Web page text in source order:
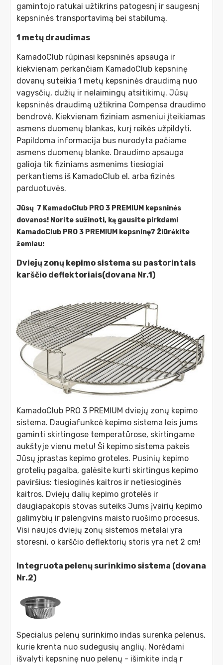
gamintojo ratukai užtikrins patogesnį ir saugesnį
kepsninės transportavimą bei stabilumą.
1 metų draudimas
KamadoClub rūpinasi kepsninės apsauga ir
kiekvienam perkančiam KamadoClub kepsninę
dovanų suteikia 1 metų kepsninės draudimą nuo
vagysčių, dužių ir nelaimingų atsitikimų. Jūsų
kepsninės draudimą užtikrina Compensa draudimo
bendrovė. Kiekvienam fiziniam asmeniui įteikiamas
asmens duomenų blankas, kurį reikės užpildyti.
Papildoma informacija bus nurodyta pačiame
asmens duomenų blanke. Draudimo apsauga
galioja tik fiziniams asmenims tiesiogiai
perkantiems iš KamadoClub el. arba fizinės
parduotuvės.
Jūsų 7 KamadoClub PRO 3 PREMIUM kepsninės
dovanos! Norite sužinoti, ką gausite pirkdami
KamadoClub PRO 3 PREMIUM kepsninę? Žiūrėkite
žemiau:
Dviejų zonų kepimo sistema su pastorintais
karščio deflektoriais(dovana Nr.1)
KamadoClub PRO 3 PREMIUM dviejų zonų kepimo
sistema. Daugiafunkcė kepimo sistema leis jums
gaminti skirtingose temperatūrose, skirtingame
aukštyje vienu metu! Ši kepimo sistema pakeis
Jūsų įprastas kepimo groteles. Pusinių kepimo
grotelių pagalba, galėsite kurti skirtingus kepimo
paviršius: tiesioginės kaitros ir netiesioginės
kaitros. Dviejų dalių kepimo grotelės ir
daugiapakopis stovas suteiks Jums įvairių kepimo
galimybių ir palengvins maisto ruošimo procesus.
Visi naujos dviejų zonų sistemos metalai yra
storesni, o karščio deflektorių storis yra net 2 cm!
Integruota pelenų surinkimo sistema (dovana
Nr.2)
Specialus pelenų surinkimo indas surenka pelenus,
kurie krenta nuo sudegusių anglių. Norėdami
išvalyti kepsninę nuo pelenų - išimkite indą r